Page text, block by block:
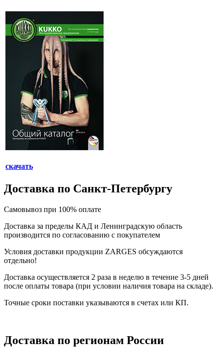
скачать
Доставка по Санкт-Петербургу
Самовывоз при 100% оплате
Доставка за пределы КАД и Ленинградскую область
производится по согласованию с покупателем
Условия доставки продукции ZARGES обсуждаются
отдельно!
Доставка осуществляется 2 раза в неделю в течение 3-5 дней
после оплаты товара (при условии наличия товара на складе).
Точные сроки поставки указываются в счетах или КП.
Доставка по регионам России